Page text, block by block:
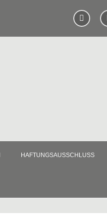
HAFTUNGSAUSSCHLUSS